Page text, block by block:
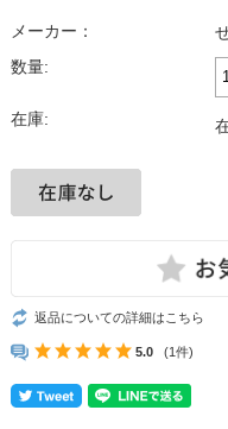
メーカー：
数量:
在庫:
返品についての詳細はこちら
5.0 (1件)